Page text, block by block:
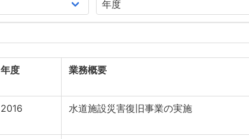
年度 業務概要
2016 水道施設災害復旧事業の実施